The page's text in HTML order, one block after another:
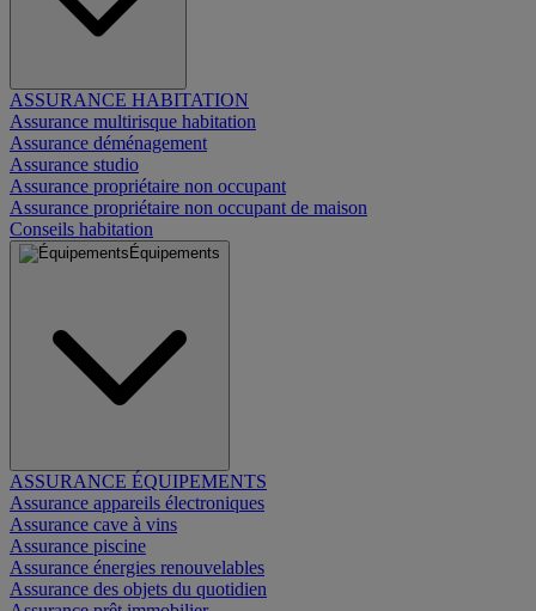
ASSURANCE HABITATION
Assurance multirisque habitation
Assurance déménagement
Assurance studio
Assurance propriétaire non occupant
Assurance propriétaire non occupant de maison
Conseils habitation
Équipements
ASSURANCE ÉQUIPEMENTS
Assurance appareils électroniques
Assurance cave à vins
Assurance piscine
Assurance énergies renouvelables
Assurance des objets du quotidien